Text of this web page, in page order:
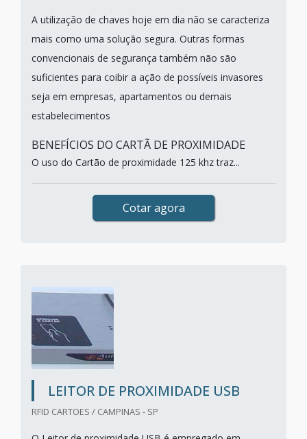
A utilização de chaves hoje em dia não se caracteriza
mais como uma solução segura. Outras formas
convencionais de segurança também não são
suficientes para coibir a ação de possíveis invasores
seja em empresas, apartamentos ou demais
estabelecimentos
BENEFÍCIOS DO CARTÃ DE PROXIMIDADE
O uso do Cartão de proximidade 125 khz traz...
Cotar agora
LEITOR DE PROXIMIDADE USB
RFID CARTOES / CAMPINAS - SP